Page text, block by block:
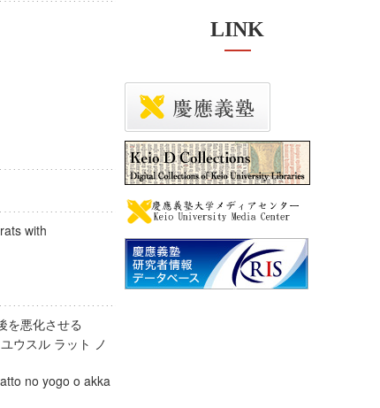
with
を悪化させる
ウスル ラット ノ
no yogo o akka
LINK